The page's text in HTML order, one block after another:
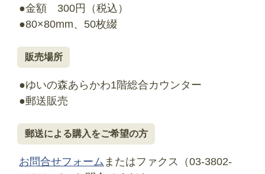
●金額 300円（税込）
●80×80mm、50枚綴
販売場所
●ゆいの森あらかわ1階総合カウンター
●郵送販売
郵送による購入をご希望の方
お問合せフォーム またはファクス（03-3802-